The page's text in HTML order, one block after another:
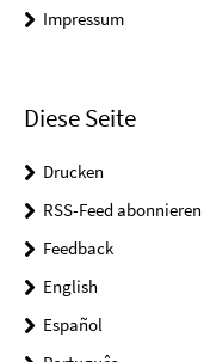
Impressum
Diese Seite
Drucken
RSS-Feed abonnieren
Feedback
English
Español